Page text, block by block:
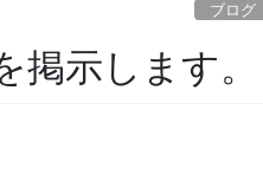
ブログ
掲示します。